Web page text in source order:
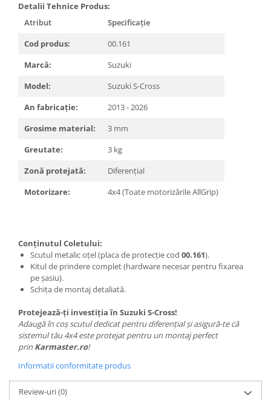
Detalii Tehnice Produs:
Atribut
Specificație
Cod produs:
00.161
Marcă:
Suzuki
Model:
Suzuki S-Cross
An fabricație:
2013 - 2026
Grosime material:
3 mm
Greutate:
3 kg
Zonă protejată:
Diferențial
Motorizare:
4x4 (Toate motorizările AllGrip)
Conținutul Coletului:
Scutul metalic oțel (placa de protecție cod 00.161).
Kitul de prindere complet (hardware necesar pentru fixarea
pe șasiu).
Schița de montaj detaliată.
Protejează-ți investiția în Suzuki S-Cross!
Adaugă în coș scutul dedicat pentru diferențial și asigură-te că
sistemul tău 4x4 este protejat pentru un montaj perfect
prin Karmaster.ro!
Informatii conformitate produs
Review-uri(0)